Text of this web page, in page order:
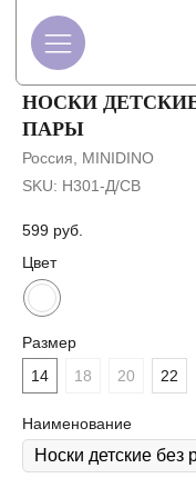
НОСКИ
ПАРЫ
Россия, MINIDINO
SKU: Н301-Д/СВ
599 руб.
Цвет
Размер
14
18 20 22
Наименование